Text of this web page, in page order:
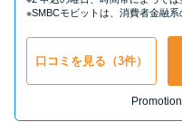
※SMBCモビットは、消費者金融
口コミを見る（3件）